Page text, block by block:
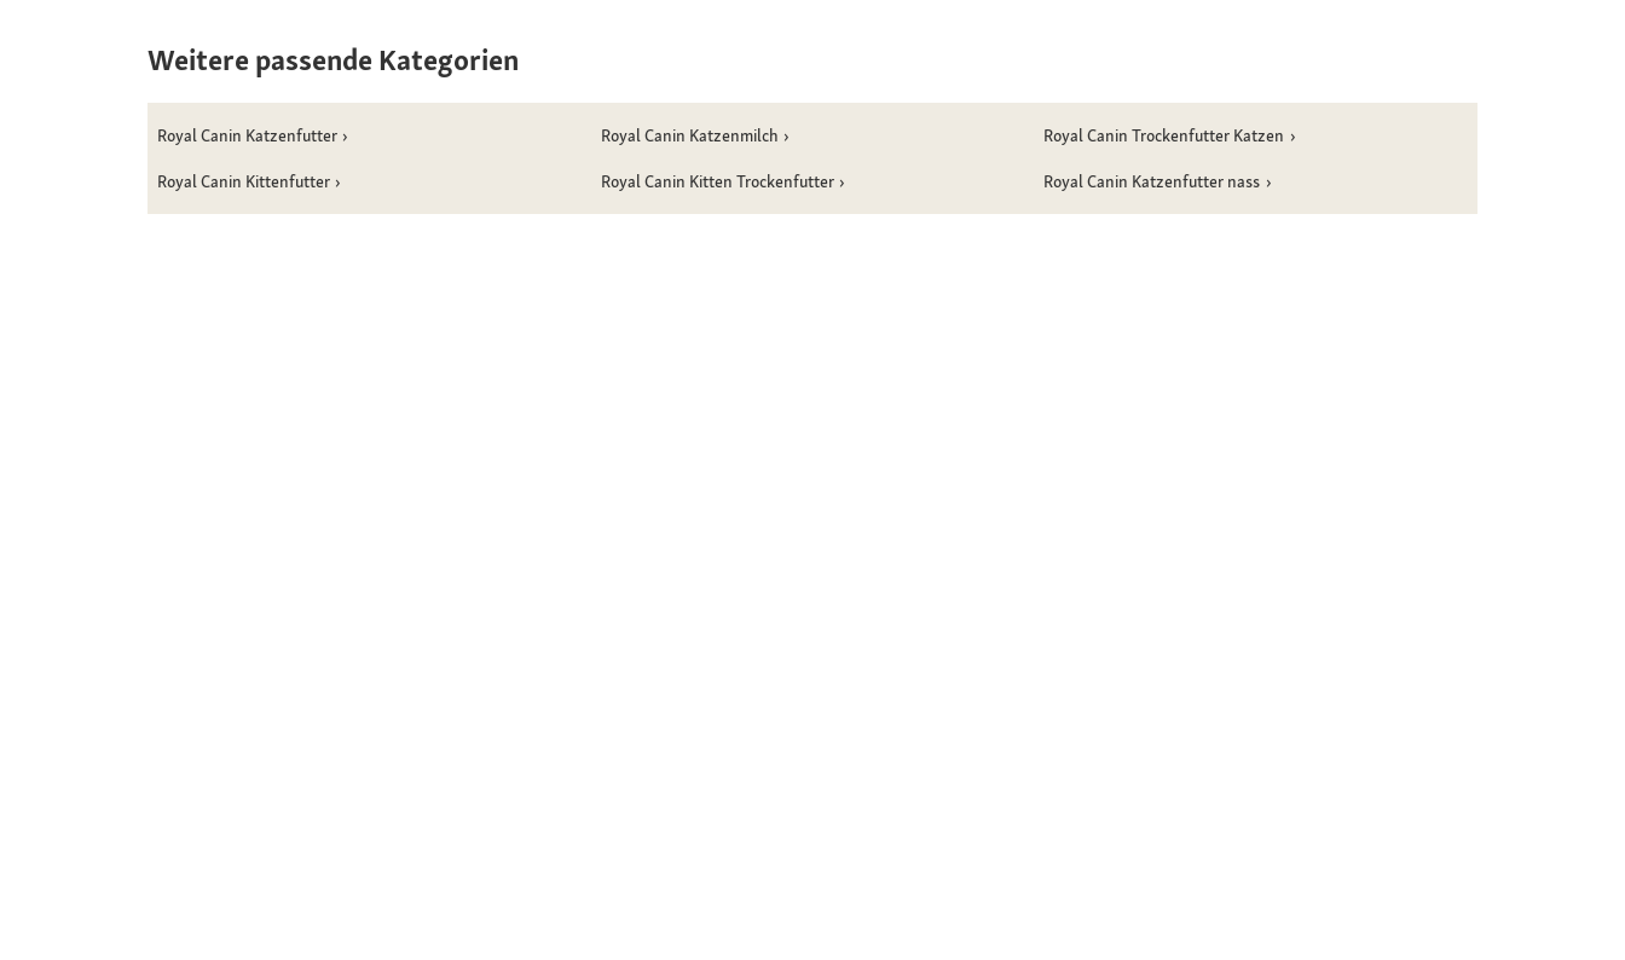
Weitere passende Kategorien
Royal Canin Katzenfutter Royal Canin Katzenmilch Royal Canin Trockenfutter Katzen
Royal Canin Kittenfutter Royal Canin Kitten Trockenfutter Royal Canin Katzenfutter nass